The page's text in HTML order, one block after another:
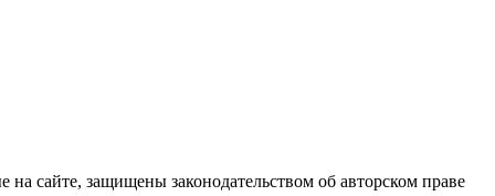
сайте, защищены законодательством об авторском праве